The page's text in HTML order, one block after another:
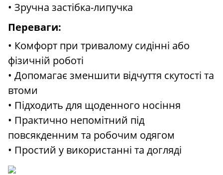
• Зручна застібка-липучка
Переваги:
• Комфорт при тривалому сидінні або
фізичній роботі
• Допомагає зменшити відчуття скутості та
втоми
• Підходить для щоденного носіння
• Практично непомітний під
повсякденним та робочим одягом
• Простий у використанні та догляді